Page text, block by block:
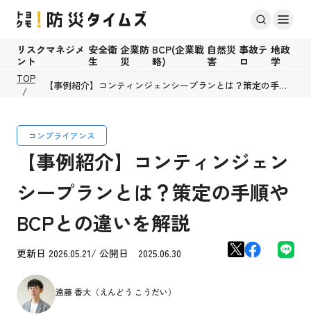
リスクマネジメ
ント
安全衛
生
企業防
災
BCP(企業戦
略)
自然災
害
事故テ
ロ
地政
学
TOP
【事例紹介】コンティンジェンシープランとは？策定の手順
コンプライアンス
【事例紹介】コンティンジェン
シープランとは？策定の手順や
BCPとの違いを解説
更新日 2026.05.21/ 公開日 2025.06.30
遠藤 香大（えんどう こうだい）